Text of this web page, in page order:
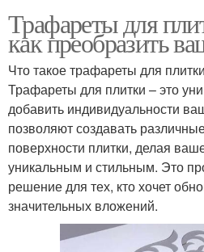
Трафареты для
как преобразить
Что такое трафареты для
Трафареты для плитки – это
добавить индивидуальности
позволяют создавать
поверхности плитки, делая
уникальным и стильным. Это
решение для тех, кто хочет
значительных вложений.